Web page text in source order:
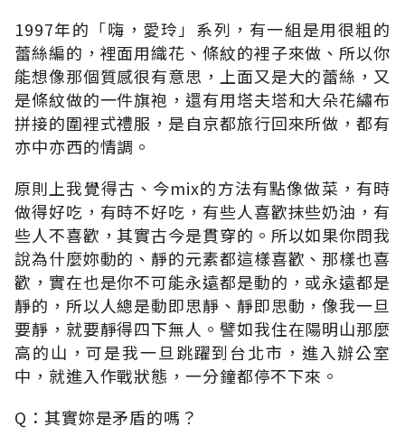
1997年的「嗨，愛玲」系列，有一組是用很粗的
蕾絲編的，裡面用織花、條紋的裡子來做、所以你
能想像那個質感很有意思，上面又是大的蕾絲，又
是條紋做的一件旗袍，還有用塔夫塔和大朵花繡布
拼接的圍裡式禮服，是自京都旅行回來所做，都有
亦中亦西的情調。
原則上我覺得古、今mix的方法有點像做菜，有時
做得好吃，有時不好吃，有些人喜歡抹些奶油，有
些人不喜歡，其實古今是貫穿的。所以如果你問我
說為什麼妳動的、靜的元素都這樣喜歡、那樣也喜
歡，實在也是你不可能永遠都是動的，或永遠都是
靜的，所以人總是動即思靜、靜即思動，像我一旦
要靜，就要靜得四下無人。譬如我住在陽明山那麼
高的山，可是我一旦跳躍到台北市，進入辦公室
中，就進入作戰狀態，一分鐘都停不下來。
Q：其實妳是矛盾的嗎？